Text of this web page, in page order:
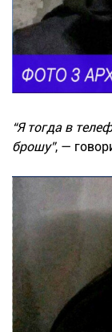
“Я тогда в
брошу”, —